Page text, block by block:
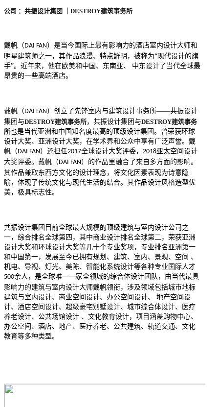
公司 ：共振设计集团 DESTROY建筑事务所
戴帆（ DAI FAN ）是当今国际上最有影响力的酒店室内设计大师和
明星建筑师之一，其作品浪漫、特点鲜明，被称为“现代设计的旗
手”。近年来，他在欧美和中国、东南亚、 中东设计了当代全球最
昂贵的一些高端酒店。
戴帆（ DAI FAN ）创立了先锋室内与建筑设计事务所——共振设计
集团与DESTROY建筑事务所，共振设计集团与DESTROY建筑事务
所也是当代亚洲和中国知名度最高的顶级设计集团。曾荣获环球
设计大奖、亚洲设计大奖，在学术界和公众中享有广泛声誉。戴
帆（ DAI FAN ）还担任2017全球设计大奖评委， 2018亚太空间设计
大奖评委。戴帆（ DAI FAN ）的作品里融合了来自多方面的影响。
其作品兼取东西方文化的设计理念，将文化因素表现为诗意隐
喻，体现了传统文化与现代生活的结合。其作品设计风格造型优
美，极具标志性。
共振设计集团目前全球最大规模的顶级建筑与室内设计公司之
一，综合排名全球第四，其中商业设计排名全球第二，荣获亚洲
设计大奖和环球设计大奖等几十个专业奖项，专业排名亚洲第一
和中国第一，发展至今已拥有规划、建筑、室内、景观、空间 、
机电、导视、灯光、美陈、智能化系统设计等各种专业国际人才
500余人，是全球唯一一家全领域的综合体设计团队，由当代最具
影响力的建筑与室内设计大师戴帆领衔，涉及领域包括城市地标
建筑与室内设计、商业空间设计、办公空间设计、 地产空间设
计、酒店空间设计、超级豪宅别墅设计、城市综合体设计、医疗
养老设计、公共场馆设计 、文化教育设计，项目涵盖购物中心、
办公空间、酒店、地产、医疗养老、公共建筑、轨道交通、文化
教育等多种类型。